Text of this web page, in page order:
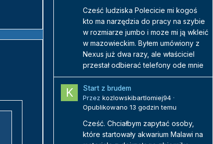
Cześć ludziska Polecicie mi kogoś
kto ma narzędzia do pracy na szybie
w rozmiarze jumbo i moze mi ją wkleić
w mazowieckim. Byłem umówiony z
Nexus już dwa razy, ale właściciel
przestał odbierać telefony ode mnie
Start z brudem
Przez kozlowskibartlomiej94 ·
Opublikowano 13 godzin temu
Cześć. Chciałbym zapytać osoby,
które startowały akwarium Malawi na